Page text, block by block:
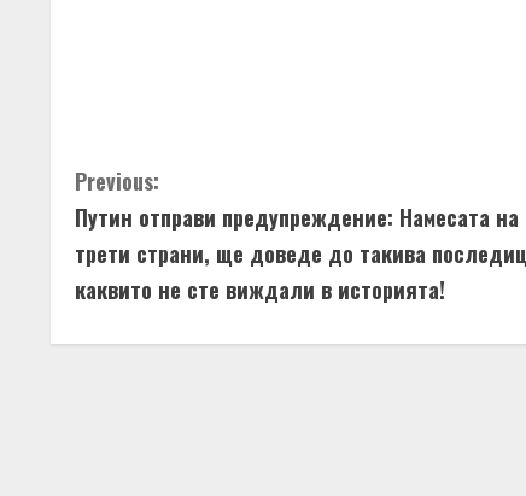
R
e
a
d
C
o
n
t
Previous:
Путин отправи предупреждение: Намесата на
трети страни, ще доведе до такива
каквито не сте виждали в историята!